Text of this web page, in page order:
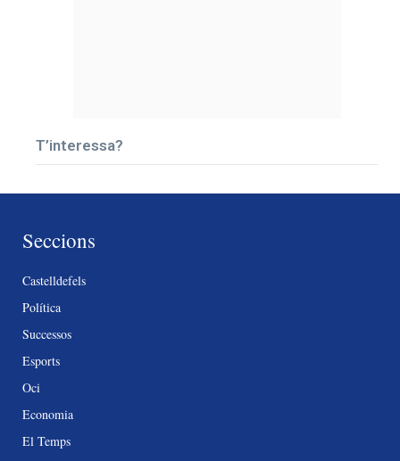
T’interessa?
Seccions
Castelldefels
Política
Successos
Esports
Oci
Economia
El Temps